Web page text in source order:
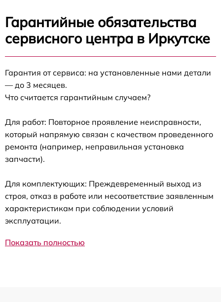
Гарантийные обязательства
сервисного центра в Иркутске
Гарантия от сервиса: на установленные нами детали
— до 3 месяцев.
Что считается гарантийным случаем?
Для работ: Повторное проявление неисправности,
который напрямую связан с качеством проведенного
ремонта (например, неправильная установка
запчасти).
Для комплектующих: Преждевременный выход из
строя, отказ в работе или несоответствие заявленным
характеристикам при соблюдении условий
эксплуатации.
Показать полностью